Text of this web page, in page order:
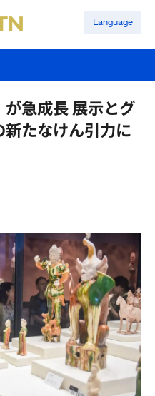
Language
急成長 展示とグ
たなけん引力に